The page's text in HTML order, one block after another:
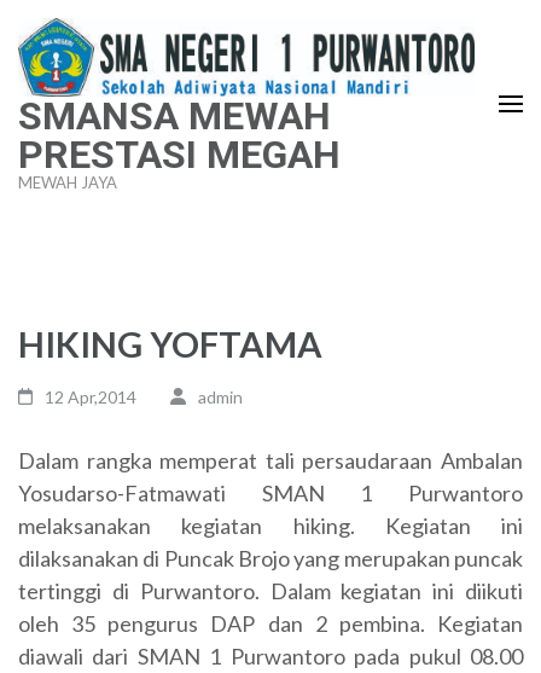
Lompat
ke
konten
(Tekan
Enter)
SMANSA MEWAH
PRESTASI MEGAH
MEWAH JAYA
HIKING YOFTAMA
12 Apr,2014 admin
Dalam rangka memperat tali persaudaraan Ambalan
Yosudarso-Fatmawati SMAN 1 Purwantoro
melaksanakan kegiatan hiking. Kegiatan ini
dilaksanakan di Puncak Brojo yang merupakan puncak
tertinggi di Purwantoro. Dalam kegiatan ini diikuti
oleh 35 pengurus DAP dan 2 pembina. Kegiatan
diawali dari SMAN 1 Purwantoro pada pukul 08.00